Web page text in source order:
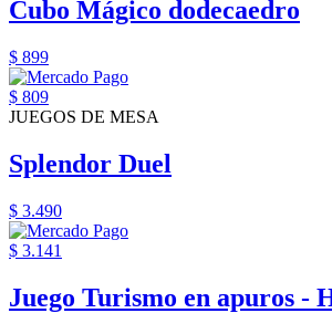
Cubo Mágico dodecaedro
$ 899
$ 809
JUEGOS DE MESA
Splendor Duel
$ 3.490
$ 3.141
Juego Turismo en apuros -